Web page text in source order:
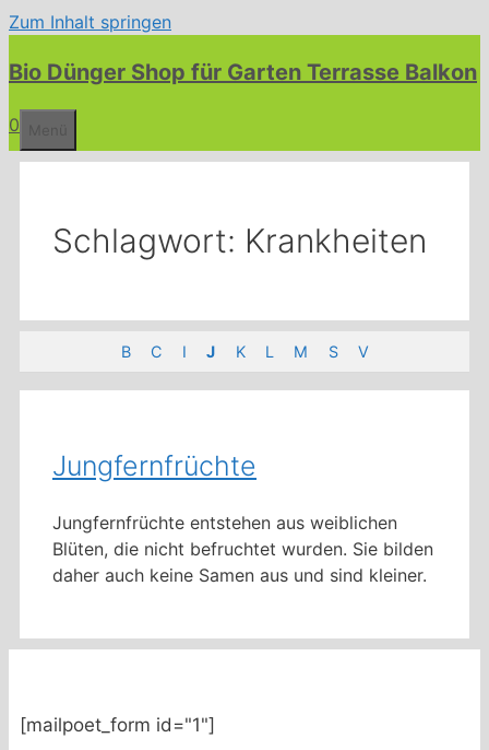
Zum Inhalt springen
Bio Dünger Shop für Garten Terrasse Balkon
0
Schlagwort: Krankheiten
B C I J K L M S V
Jungfernfrüchte
Jungfernfrüchte entstehen aus weiblichen
Blüten, die nicht befruchtet wurden. Sie bilden
daher auch keine Samen aus und sind kleiner.
[mailpoet_form id="1"]